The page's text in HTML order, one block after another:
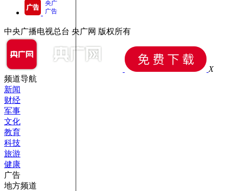
央广
广告
中央广播电视总台 央广网 版权所有
X
频道导航
新闻
财经
军事
文化
教育
科技
旅游
健康
广告
地方频道